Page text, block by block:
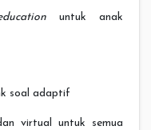
untuk anak
soal adaptif
virtual untuk semua